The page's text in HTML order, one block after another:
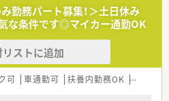
勤務パート募集！＞土日休み
な条件です◎マイカー通勤OK
ストに追加
可 車通勤可 扶養内勤務OK シフト制